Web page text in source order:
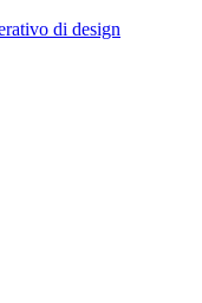
di design